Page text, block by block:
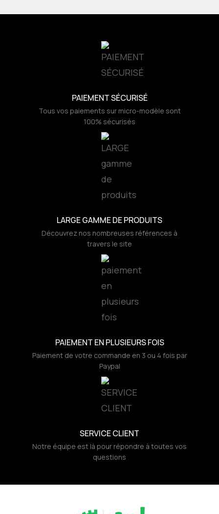
PAIEMENT SÉCURISÉ
Tous vos paiements sur micro-modèle sont
100% sécurisés
LARGE GAMME DE PRODUITS
Découvrez nos nombreuses références à
travers le site
PAIEMENT EN PLUSIEURS FOIS
Paiement de votre commande en 3 ou 4 fois par
Paypal
SERVICE CLIENT
Notre équipe est là pour répondre à toutes vos
questions